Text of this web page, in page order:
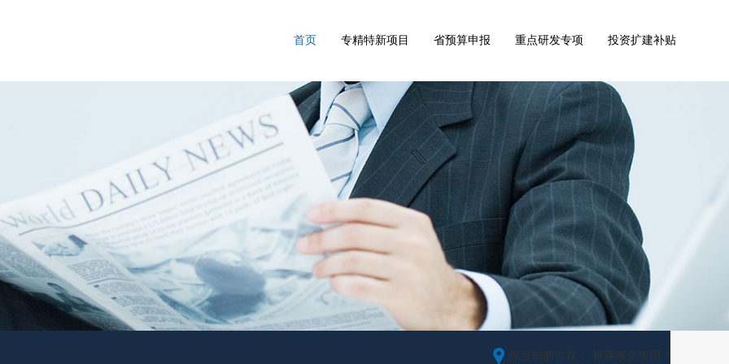
首页 专精特新项目 省预算申报 重点研发专项 投资扩建补贴
你当前的位置： 祺霖政企集团